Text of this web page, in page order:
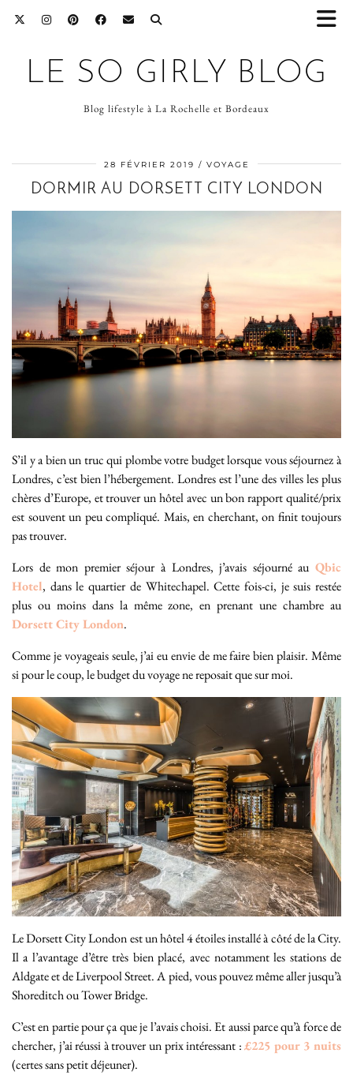
LE SO GIRLY BLOG
Blog lifestyle à La Rochelle et Bordeaux
28 FÉVRIER 2019 VOYAGE
DORMIR AU DORSETT CITY LONDON
S’il y a bien un truc qui plombe votre budget lorsque vous séjournez à
Londres, c’est bien l’hébergement. Londres est l’une des villes les plus
chères d’Europe, et trouver un hôtel avec un bon rapport qualité/prix
est souvent un peu compliqué. Mais, en cherchant, on finit toujours
pas trouver.
Lors de mon premier séjour à Londres, j’avais séjourné au Qbic
Hotel, dans le quartier de Whitechapel. Cette fois-ci, je suis restée
plus ou moins dans la même zone, en prenant une chambre au
Dorsett City London.
Comme je voyageais seule, j’ai eu envie de me faire bien plaisir. Même
si pour le coup, le budget du voyage ne reposait que sur moi.
Le Dorsett City London est un hôtel 4 étoiles installé à côté de la City.
Il a l’avantage d’être très bien placé, avec notamment les stations de
Aldgate et de Liverpool Street. A pied, vous pouvez même aller jusqu’à
Shoreditch ou Tower Bridge.
C’est en partie pour ça que je l’avais choisi. Et aussi parce qu’à force de
chercher, j’ai réussi à trouver un prix intéressant :£225 pour 3 nuits
(certes sans petit déjeuner).